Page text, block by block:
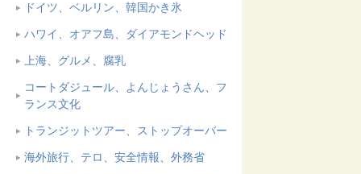
ドイツ、ベルリン、韓国かき氷
ハワイ、オアフ島、ダイアモンドヘッド
上海、グルメ、腐乳
コートダジュール、よんじょうさん、フ
ランス文化
トランジットツアー、ストップオーバー
海外旅行、テロ、安全情報、外務省